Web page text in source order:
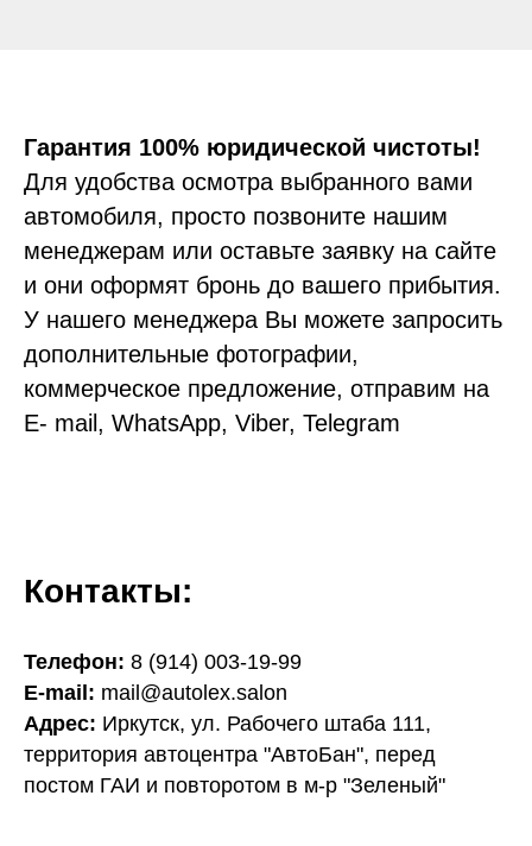
Гарантия 100% юридической чистоты!
Для удобства осмотра выбранного вами
автомобиля, просто позвоните нашим
менеджерам или оставьте заявку на сайте
и они оформят бронь до вашего прибытия.
У нашего менеджера Вы можете запросить
дополнительные фотографии,
коммерческое предложение, отправим на
E- mail, WhatsApp, Viber, Telegram
Контакты:
Телефон: 8 (914) 003-19-99
E-mail: mail@autolex.salon
Адрес: Иркутск, ул. Рабочего штаба 111,
территория автоцентра "АвтоБан", перед
постом ГАИ и повторотом в м-р "Зеленый"